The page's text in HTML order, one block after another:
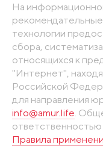
На
технологии
сбора,
относящихся к
"Интернет",
Российской
для направления
info@amur.life.
ответственностью
Правила